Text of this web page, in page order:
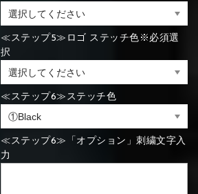
⑭Caramel ⑮Wine red
⑭Pink ⑮Rose pink
⑭Pink
≪ステップ5≫ロゴ ステッチ色※必須選
択
≪ステップ6≫ステッチ色
≪ステップ6≫「オプション」刺繍文字入
力